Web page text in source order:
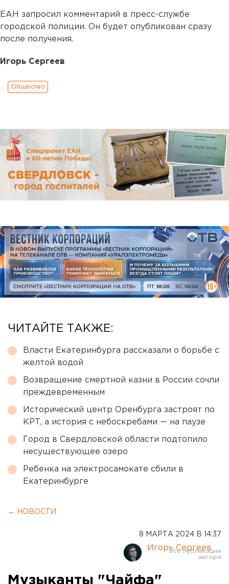
ЕАН запросил комментарий в пресс-службе
городской полиции. Он будет опубликован сразу
после получения.
Игорь Сергеев
Общество
ЧИТАЙТЕ ТАКЖЕ:
Власти Екатеринбурга рассказали о борьбе с
желтой водой
Возвращение смертной казни в России сочли
преждевременным
Исторический центр Оренбурга застроят по
КРТ, а история с небоскребами — на паузе
Город в Свердловской области подтопило
несуществующее озеро
Ребенка на электросамокате сбили в
Екатеринбурге
← НОВОСТИ
8 МАРТА 2024 В 14:37
Игорь Сергеев
Музыканты "Чайфа"